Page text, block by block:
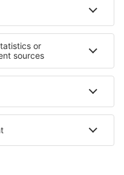
în Valmeinier
în La Plagne
in Poas Volcano National Park
Hoteluri în Irlanda